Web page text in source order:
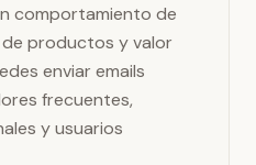
comportamiento de
productos y valor
enviar emails
frecuentes,
y usuarios